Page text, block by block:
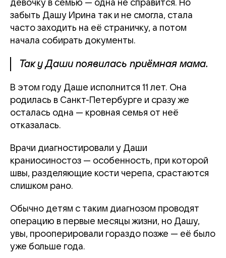
девочку в семью — одна не справится. Но
забыть Дашу Ирина так и не смогла, стала
часто заходить на её страничку, а потом
начала собирать документы.
Так у Даши появилась приёмная мама.
В этом году Даше исполнится 11 лет. Она
родилась в Санкт-Петербурге и сразу же
осталась одна — кровная семья от неё
отказалась.
Врачи диагностировали у Даши
краниосиностоз — особенность, при которой
швы, разделяющие кости черепа, срастаются
слишком рано.
Обычно детям с таким диагнозом проводят
операцию в первые месяцы жизни, но Дашу,
увы, прооперировали гораздо позже — её было
уже больше года.